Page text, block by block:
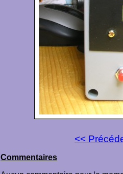
<<
Commentaires